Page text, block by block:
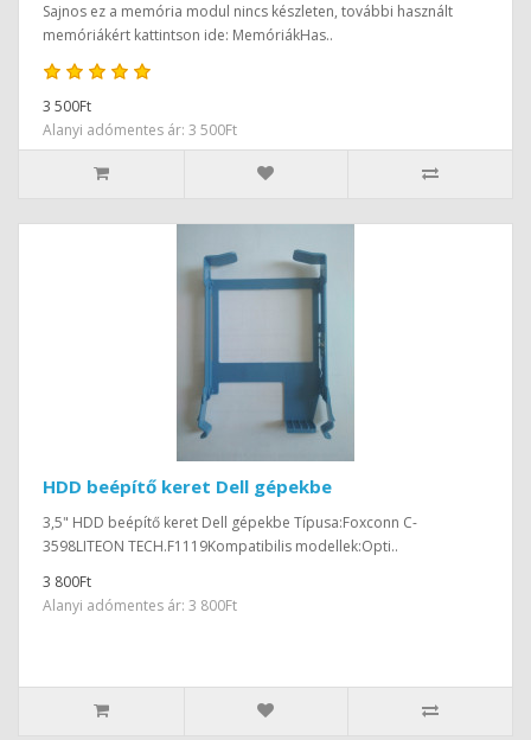
Sajnos ez a memória modul nincs készleten, további használt
memóriákért kattintson ide: MemóriákHas..
3 500Ft
Alanyi adómentes ár: 3 500Ft
HDD beépítő keret Dell gépekbe
3,5" HDD beépítő keret Dell gépekbe Típusa:Foxconn C-
3598LITEON TECH.F1119Kompatibilis modellek:Opti..
3 800Ft
Alanyi adómentes ár: 3 800Ft